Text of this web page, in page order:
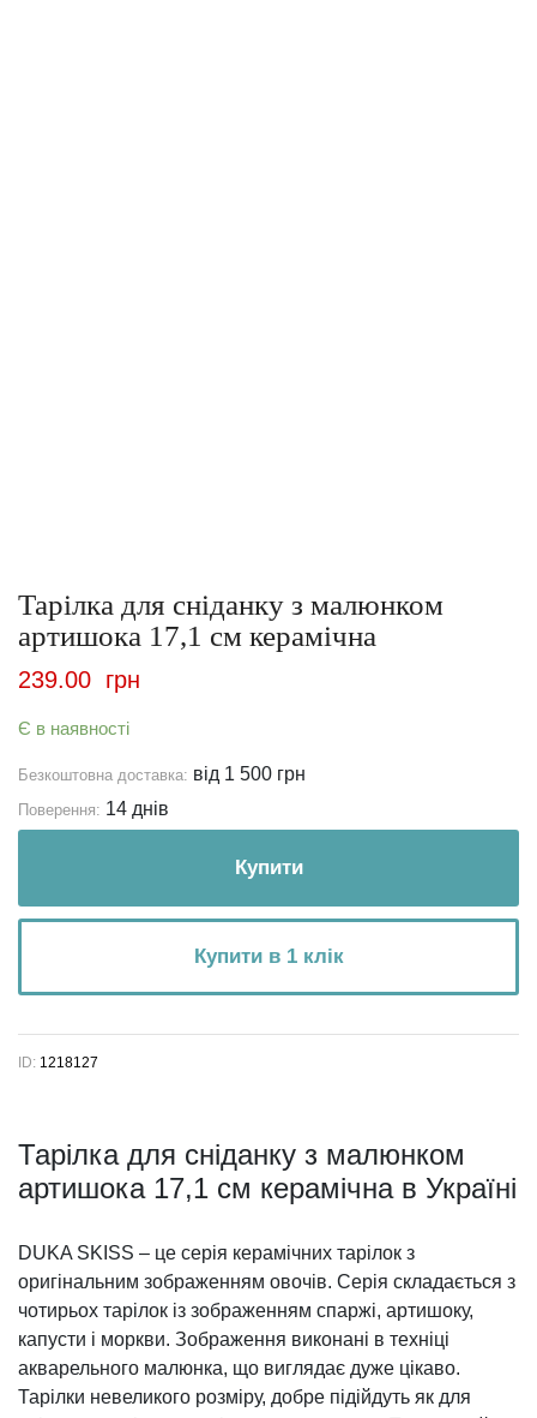
Тарілка для сніданку з малюнком
артишока 17,1 см керамічна
239.00 грн
Є в наявності
Безкоштовна доставка: від 1 500 грн
Поверення: 14 днів
Купити
Купити в 1 клік
ID: 1218127
Тарілка для сніданку з малюнком
артишока 17,1 см керамічна в Україні
DUKA SKISS – це серія керамічних тарілок з
оригінальним зображенням овочів. Серія складається з
чотирьох тарілок із зображенням спаржі, артишоку,
капусти і моркви. Зображення виконані в техніці
акварельного малюнка, що виглядає дуже цікаво.
Тарілки невеликого розміру, добре підійдуть як для